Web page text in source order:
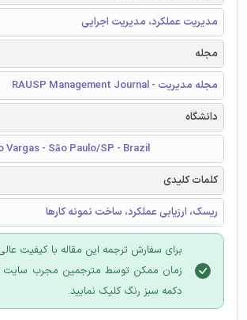
مدیریت عملکرد، مدیریت اجرایی
مجله
مجله مدیریت - RAUSP Management Journal
دانشگاه
Vargas - São Paulo/SP - Brazil
کلمات کلیدی
ریسک، ارزیابی عملکرد، ساخت نمونه کارها
برای سفارش ترجمه این مقاله با کیفیت
زمان ممکن توسط مترجمین مجرب سایت
دکمه سبز رنگ کلیک نمایید.